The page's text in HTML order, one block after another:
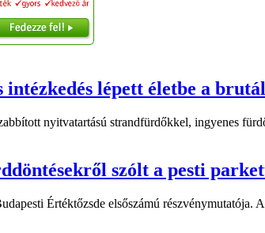
intézkedés lépett életbe a
nyitvatartású strandfürdőkkel, ingyenes
szólt a pesti
Értéktőzsde elsőszámú